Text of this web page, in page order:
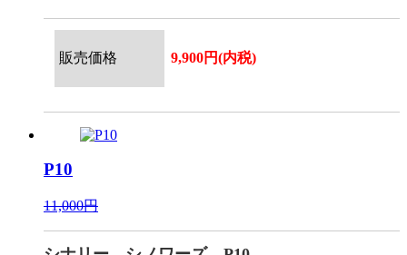
販売価格 9,900円(内税)
P10
11,000円